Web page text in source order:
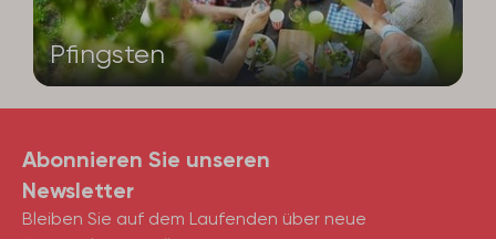
Pfingsten
Abonnieren Sie unseren
Newsletter
Bleiben Sie auf dem Laufenden über neue